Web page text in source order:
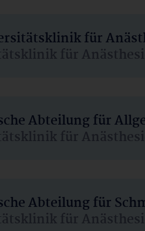
für
für
Abteilung für
für
Abteilung für
für